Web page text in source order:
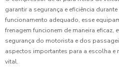
garantir a segurança e eficiência
funcionamento adequado, esse
frenagem funcionem de maneira eficaz,
segurança do motorista e dos
aspectos importantes para a escolha e
vital.